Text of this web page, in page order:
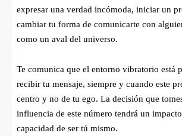
expresar una verdad incómoda, iniciar un
cambiar tu forma de comunicarte con
como un aval del universo.
Te comunica que el entorno vibratorio está
recibir tu mensaje, siempre y cuando este
centro y no de tu ego. La decisión que
influencia de este número tendrá un
capacidad de ser tú mismo.